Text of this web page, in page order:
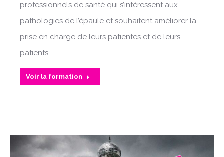
professionnels de santé qui s’intéressent aux
pathologies de l’épaule et souhaitent améliorer la
prise en charge de leurs patientes et de leurs
patients.
Voir la formation